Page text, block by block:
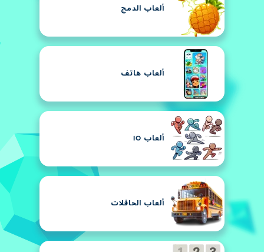
ألعاب الدمج
ألعاب هاتف
ألعاب IO
ألعاب الحافلات